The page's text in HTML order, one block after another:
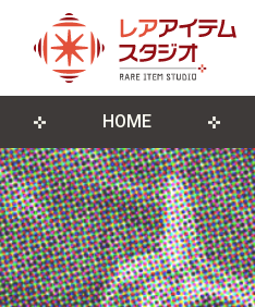
HOME
ゲームソフト
DVD・Blu-ray
ポスター・紙モノ
来店買取について
遺品整理・生前整理
店舗概要
古物営業法に基づく表記